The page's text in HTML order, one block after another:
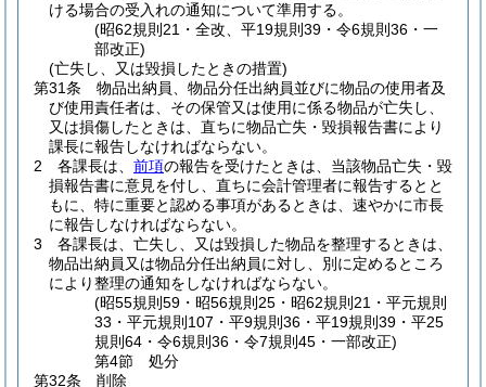
ける場合の受入れの通知について準用する。
(昭62規則21・全改、平19規則39・令6規則36・一
部改正)
(亡失し、又は毀損したときの措置)
第31条
物品出納員、物品分任出納員並びに物品の使用者及
び使用責任者は、その保管又は使用に係る物品が亡失し、
又は損傷したときは、直ちに物品亡失・毀損報告書により
課長に報告しなければならない。
2
各課長は、 前項の報告を受けたときは、当該物品亡失・毀
損報告書に意見を付し、直ちに会計管理者に報告するとと
もに、特に重要と認める事項があるときは、速やかに市長
に報告しなければならない。
3
各課長は、亡失し、又は毀損した物品を整理するときは、
物品出納員又は物品分任出納員に対し、別に定めるところ
により整理の通知をしなければならない。
(昭55規則59・昭56規則25・昭62規則21・平元規則
33・平元規則107・平9規則36・平19規則39・平25
規則64・令6規則36・令7規則45・一部改正)
第4節
処分
第32条
削除